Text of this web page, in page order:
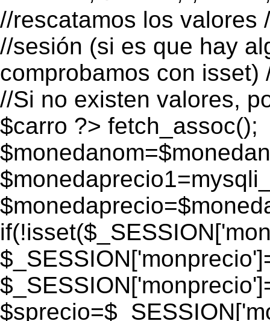
//rescatamos los valores
//sesión (si es que hay
comprobamos con
//Si no existen valores,
$carro ?> fetch_assoc();